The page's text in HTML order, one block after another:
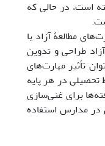
است، در حالی که
مطالعۀ آزاد با
طراحی و تدوین
تأثیر مهارت‌های
تحصیلی در هر پایه
برای غنی‌سازی
در مدارس استفاده